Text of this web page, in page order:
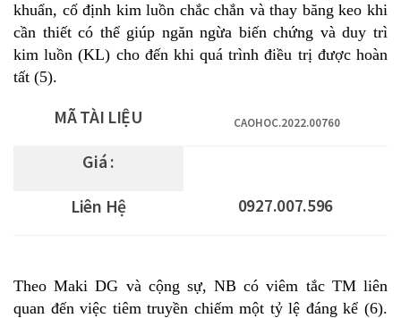
khuẩn, cố định kim luồn chắc chắn và thay băng keo khi
cần thiết có thể giúp ngăn ngừa biến chứng và duy trì
kim luồn (KL) cho đến khi quá trình điều trị được hoàn
tất (5).
MÃ TÀI LIỆU CAOHOC.2022.00760
Giá :
Liên Hệ 0927.007.596
Theo Maki DG và cộng sự, NB có viêm tắc TM liên
quan đến việc tiêm truyền chiếm một tỷ lệ đáng kể (6).